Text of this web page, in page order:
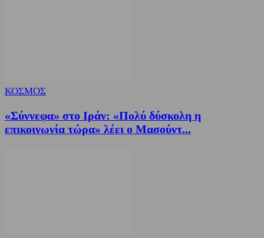
ΚΟΣΜΟΣ
«Σύννεφα» στο Ιράν: «Πολύ δύσκολη η
επικοινωνία τώρα» λέει ο Μασούντ...